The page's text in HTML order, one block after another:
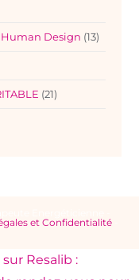
Human Design (13)
(21)
et Confidentialité-
Resalib :